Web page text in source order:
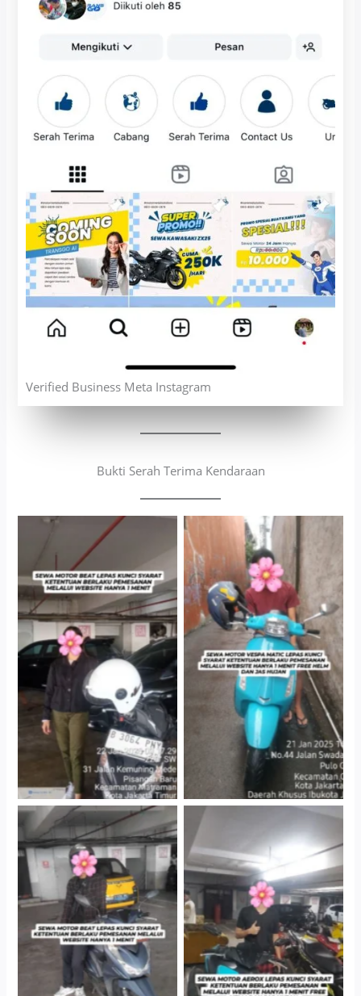
Verified Business Meta Instagram
Bukti Serah Terima Kendaraan
Cityplaza Jatinegara
Gedung Parkir P6A
Antar Jemput Kendaraan
Cityplaza Jatinegara
Gedung Parkir P6A
Cityplaza Jatinegara
Gedung Parkir P6A